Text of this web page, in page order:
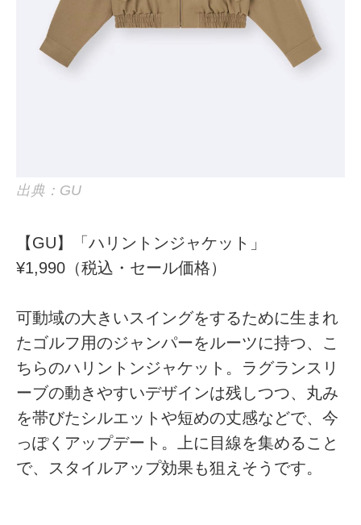
出典：GU
【GU】「ハリントンジャケット」
¥1,990（税込・セール価格）
可動域の大きいスイングをするために生まれ
たゴルフ用のジャンパーをルーツに持つ、こ
ちらのハリントンジャケット。ラグランスリ
ーブの動きやすいデザインは残しつつ、丸み
を帯びたシルエットや短めの丈感などで、今
っぽくアップデート。上に目線を集めること
で、スタイルアップ効果も狙えそうです。